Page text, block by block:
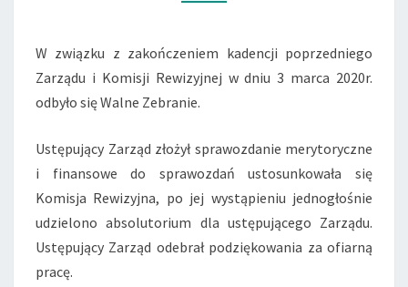
WYBRANE
W związku z zakończeniem kadencji poprzedniego
Zarządu i Komisji Rewizyjnej w dniu 3 marca 2020r.
odbyło się Walne Zebranie.
Ustępujący Zarząd złożył sprawozdanie merytoryczne
i finansowe do sprawozdań ustosunkowała się
Komisja Rewizyjna, po jej wystąpieniu jednogłośnie
udzielono absolutorium dla ustępującego Zarządu.
Ustępujący Zarząd odebrał podziękowania za ofiarną
pracę.